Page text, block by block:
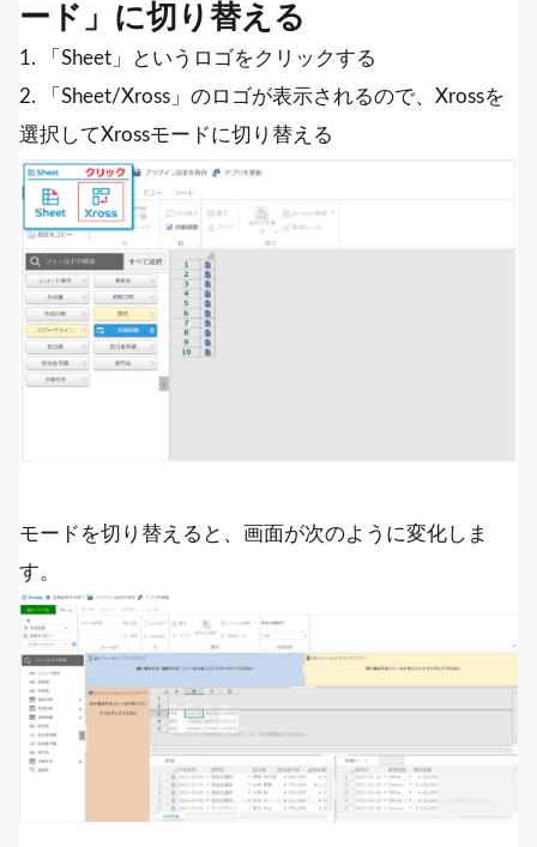
ード」に切り替える
1. 「Sheet」というロゴをクリックする
2. 「Sheet/Xross」のロゴが表示されるので、Xrossを
選択してXrossモードに切り替える
モードを切り替えると、画面が次のように変化しま
す。